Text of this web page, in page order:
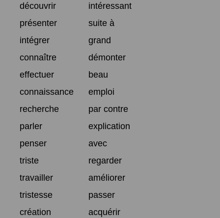
découvrir
intéressant
présenter
suite à
intégrer
grand
connaître
démonter
effectuer
beau
connaissance
emploi
recherche
par contre
parler
explication
penser
avec
triste
regarder
travailler
améliorer
tristesse
passer
création
acquérir